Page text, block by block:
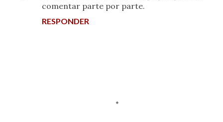
comentar parte por parte.
RESPONDER